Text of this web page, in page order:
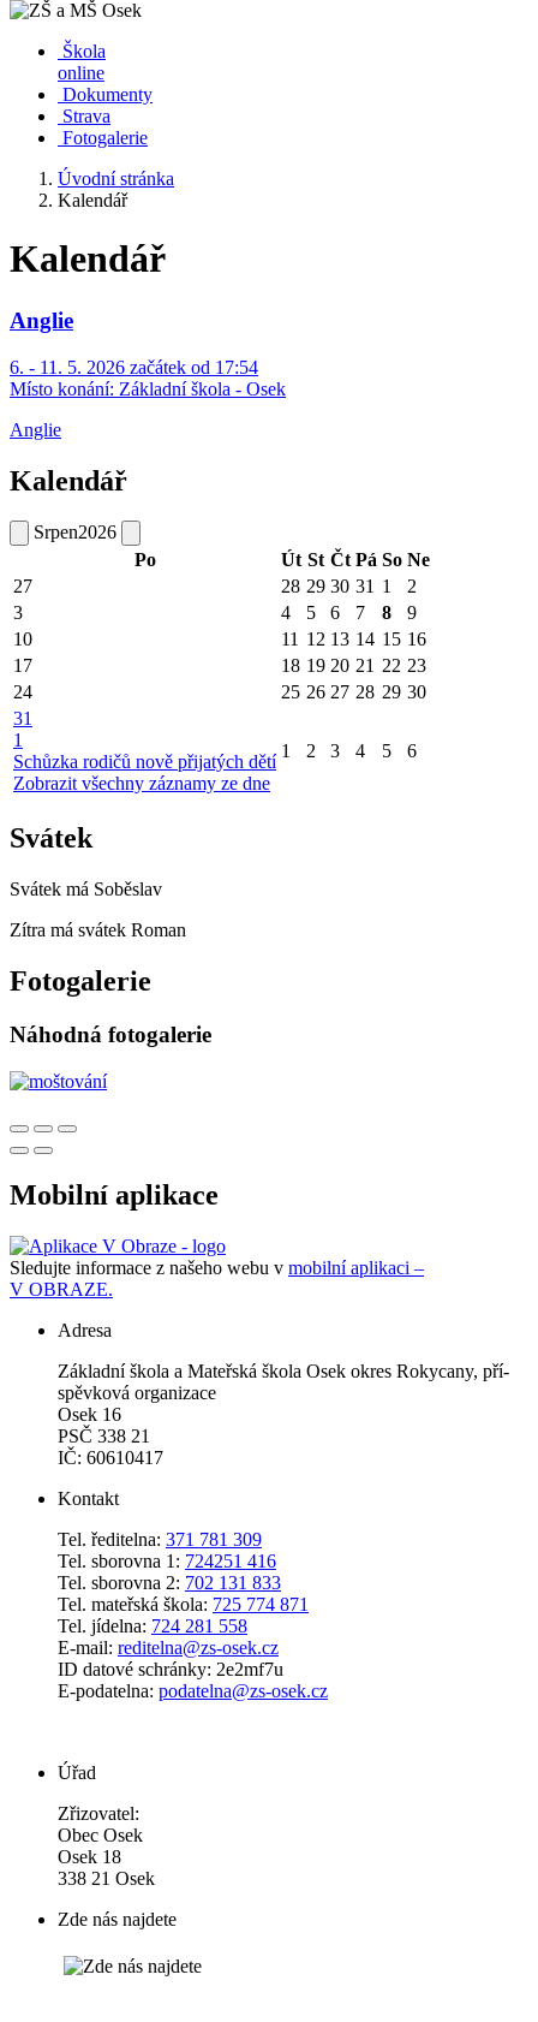
Škola
online
Dokumenty
Strava
Fotogalerie
Úvodní stránka
Kalendář
Kalendář
Anglie
6. - 11. 5. 2026 začátek od 17:54
Místo konání: Základní škola - Osek
Anglie
Kalendář
Srpen2026
Po
Út St Čt Pá So Ne
27
28 29 30 31 1
2
3
4 5 6 7 8
9
10
11 12 13 14 15 16
17
18 19 20 21 22 23
24
25 26 27 28 29 30
31
1
Schůzka rodičů nově přijatých dětí
Zobrazit všechny záznamy ze dne
1 2 3 4 5 6
Svátek
Svátek má Soběslav
Zítra má svátek Roman
Fotogalerie
Náhodná fotogalerie
Mobilní aplikace
Sledujte informace z našeho webu v mobilní aplikaci –
V OBRAZE.
Adresa
Zá­klad­ní ško­la a Ma­teř­ská ško­la Osek okres Roky­ca­ny, pří­
spěv­ko­vá or­ga­ni­za­ce
Osek 16
PSČ 338 21
IČ: 60610417
Kontakt
Tel. ředitelna: 371 781 309
Tel. sborovna 1: 724251 416
Tel. sborovna 2: 702 131 833
Tel. mateřská škola: 725 774 871
Tel. jídelna: 724 281 558
E-mail: reditelna@zs-osek.cz
ID datové schránky: 2e2mf7u
E-podatelna: podatelna@zs-osek.cz
Úřad
Zřizovatel:
Obec Osek
Osek 18
338 21 Osek
Zde nás najdete